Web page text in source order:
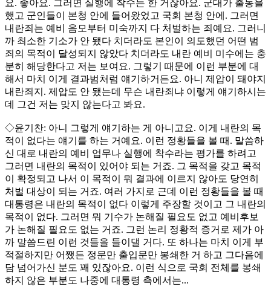
요. 좋아요. 그러면 실행에 착수는 한 거잖아요. 군대가 출동을
했고 군인들이 본청 안에 들어왔었고 국회 본청 안에. 그러면
내란죄는 예비 음모부터 미숙까지 다 처벌하는 죄예요. 그러니
까 최소한 기소가 안 됐다 치더라도 본인이 의도했던 어떤 범
죄의 목적이 달성되지 않았다 치더라도 내란 예비 미수에는 충
분히 해당한다고 저는 보여요. 그렇기 때문에 이런 부분에 대
해서 마치 이게 결과범처럼 얘기하거든요. 아니 제압이 돼야지
내란죄지. 제압도 안 됐는데 무슨 내란죄냐 이렇게 얘기하시는
데 그건 저는 맞지 않는다고 봐요.
◇윤기찬: 아니 그렇게 얘기하는 게 아니고요. 이게 내란의 목
적이 없다는 얘기를 하는 거예요. 이런 정황들을 볼 때. 말씀하
신 대로 내란의 예비 업무나 실행에 착수라는 평가를 하려고
그러면 내란의 목적이 있어야 되는 거죠. 그 목적을 갖고 목적
이 확정되고 나서 이 목적이 뭐 결과에 이르지 않아도 당연히
처벌 대상이 되는 거죠. 여러 가지로 근데 이런 정황들을 볼 때
대통령은 내란의 목적이 없다 이렇게 주장할 것이고 그 내란의
목적이 없다. 그러면 뭐 기수가 논해질 필요도 없고 예비후보
가 논해질 필요도 없는 거죠. 그런 논리 정황적 증거로 제가 아
까 말씀드린 이런 것들을 들이댈 거다. 또 하나는 마치 이게 부
적절하지만 어쨌든 정문만 출입문만 봉쇄한 거 하고 그다음에
담 넘어가신 분도 꽤 있잖아요. 이런 식으로 국회 전체를 봉쇄
하지 않은 부분도 나중에 대통령 측에서는...